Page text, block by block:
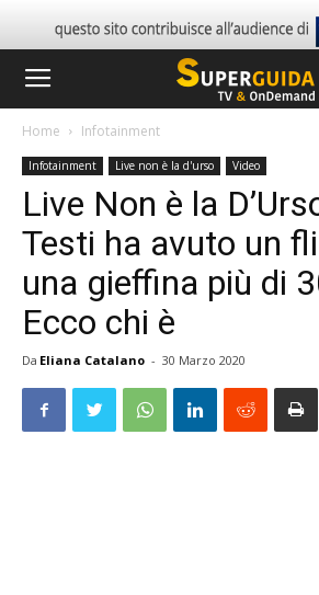
Home Infotainment
Infotainment Live non è la d'urso Video
Live Non è la
Testi ha avuto un
una gieffina più di
Ecco chi è
Da Eliana Catalano - 30 Marzo 2020